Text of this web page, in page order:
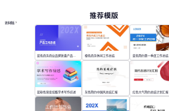
推荐模版
更多模板
蓝色商务商业品牌复盘产品工作总结 橙色商务休闲工作总结 蓝色简约第一季度工作总结
蓝粉色渐变炫酷学术写作综述 灰色简约中国风总结汇报 红色大气简约总结计划汇报